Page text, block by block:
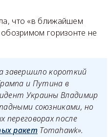
что «в ближайшем
горизонте не
завершило короткий
и Путина в
Украины Владимир
союзниками, но
переговорах после
ракетTomahawk».